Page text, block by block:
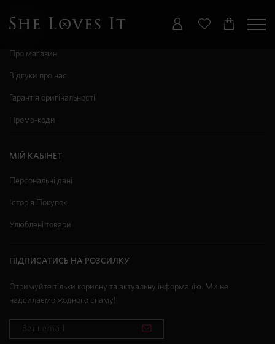
ІНФО
Про магазин
Відгуки про нас
Гарантія оригінальності
Промо-коди
МІЙ КАБІНЕТ
Персональні дані
Історія Покупок
Улюблені товари
ПІДПИСАТИСЬ НА РОЗСИЛКУ
Отримуйте тільки корисну та актуальну інформацію. Ми не
надсилаємо жодного спаму!